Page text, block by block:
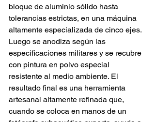
bloque de aluminio sólido hasta
tolerancias estrictas, en una máquina
altamente especializada de cinco ejes.
Luego se anodiza según las
especificaciones militares y se recubre
con pintura en polvo especial
resistente al medio ambiente. El
resultado final es una herramienta
artesanal altamente refinada que,
cuando se coloca en manos de un